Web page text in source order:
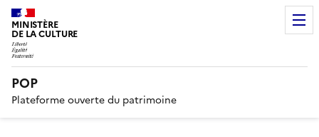
MINISTÈRE
DE LA CULTURE
POP
Plateforme ouverte du patrimoine